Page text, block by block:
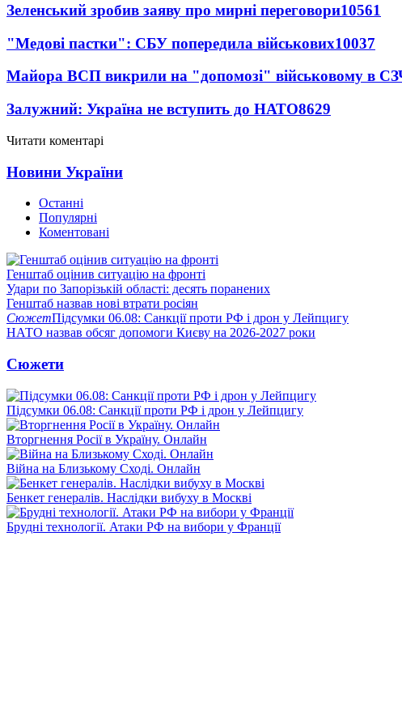
Зеленський зробив заяву про мирні переговори10561
"Медові пастки": СБУ попередила військових10037
Майора ВСП викрили на "допомозі" військовому в
Залужний: Україна не вступить до НАТО8629
Читати коментарі
Новини України
Останні
Популярні
Коментовані
Генштаб оцінив ситуацію на фронті
Удари по Запорізькій області: десять поранених
Генштаб назвав нові втрати росіян
СюжетПідсумки 06.08: Санкції проти РФ і дрон у Лейпцигу
НАТО назвав обсяг допомоги Києву на 2026-2027 роки
Сюжети
Підсумки 06.08: Санкції проти РФ і дрон у Лейпцигу
Вторгнення Росії в Україну. Онлайн
Війна на Близькому Сході. Онлайн
Бенкет генералів. Наслідки вибуху в Москві
Брудні технології. Атаки РФ на вибори у Франції